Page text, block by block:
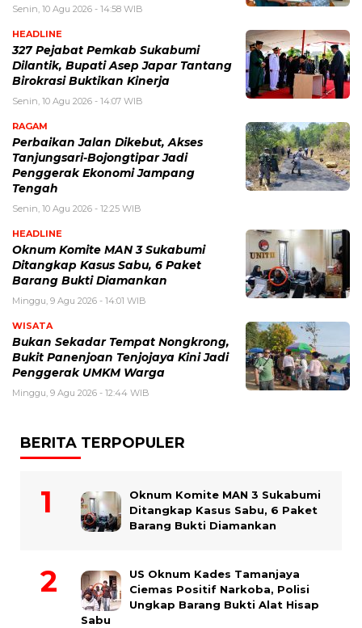
Senin, 10 Agu 2026 - 14:58 WIB
HEADLINE
327 Pejabat Pemkab Sukabumi
Dilantik, Bupati Asep Japar Tantang
Birokrasi Buktikan Kinerja
Senin, 10 Agu 2026 - 14:07 WIB
RAGAM
Perbaikan Jalan Dikebut, Akses
Tanjungsari-Bojongtipar Jadi
Penggerak Ekonomi Jampang
Tengah
Senin, 10 Agu 2026 - 12:25 WIB
HEADLINE
Oknum Komite MAN 3 Sukabumi
Ditangkap Kasus Sabu, 6 Paket
Barang Bukti Diamankan
Minggu, 9 Agu 2026 - 14:01 WIB
WISATA
Bukan Sekadar Tempat Nongkrong,
Bukit Panenjoan Tenjojaya Kini Jadi
Penggerak UMKM Warga
Minggu, 9 Agu 2026 - 12:44 WIB
BERITA TERPOPULER
Oknum Komite MAN 3 Sukabumi
Ditangkap Kasus Sabu, 6 Paket
Barang Bukti Diamankan
US Oknum Kades Tamanjaya
Ciemas Positif Narkoba, Polisi
Ungkap Barang Bukti Alat Hisap
Sabu